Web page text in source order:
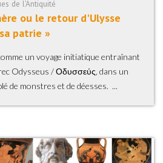
de l’Antiquité
ou le retour d'Ulysse
patrie »
un voyage initiatique entraînant
Odysseus / Οδυσσεύς, dans un
de monstres et de déesses. ...